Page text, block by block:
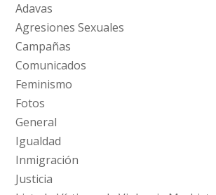
Adavas
Agresiones Sexuales
Campañas
Comunicados
Feminismo
Fotos
General
Igualdad
Inmigración
Justicia